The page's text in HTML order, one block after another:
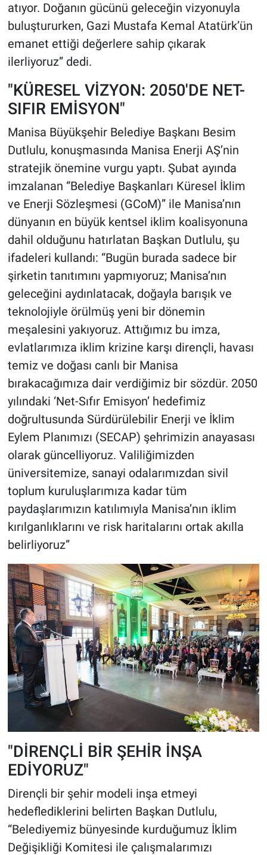
atıyor. Doğanın gücünü geleceğin vizyonuyla
buluştururken, Gazi Mustafa Kemal Atatürk’ün
emanet ettiği değerlere sahip çıkarak
ilerliyoruz” dedi.
"KÜRESEL VİZYON: 2050'DE NET-
SIFIR EMİSYON"
Manisa Büyükşehir Belediye Başkanı Besim
Dutlulu, konuşmasında Manisa Enerji AŞ’nin
stratejik önemine vurgu yaptı. Şubat ayında
imzalanan “Belediye Başkanları Küresel İklim
ve Enerji Sözleşmesi (GCoM)” ile Manisa’nın
dünyanın en büyük kentsel iklim koalisyonuna
dahil olduğunu hatırlatan Başkan Dutlulu, şu
ifadeleri kullandı: “Bugün burada sadece bir
şirketin tanıtımını yapmıyoruz; Manisa’nın
geleceğini aydınlatacak, doğayla barışık ve
teknolojiyle örülmüş yeni bir dönemin
meşalesini yakıyoruz. Attığımız bu imza,
evlatlarımıza iklim krizine karşı dirençli, havası
temiz ve doğası canlı bir Manisa
bırakacağımıza dair verdiğimiz bir sözdür. 2050
yılındaki ‘Net-Sıfır Emisyon’ hedefimiz
doğrultusunda Sürdürülebilir Enerji ve İklim
Eylem Planımızı (SECAP) şehrimizin anayasası
olarak güncelliyoruz. Valiliğimizden
üniversitemize, sanayi odalarımızdan sivil
toplum kuruluşlarımıza kadar tüm
paydaşlarımızın katılımıyla Manisa’nın iklim
kırılganlıklarını ve risk haritalarını ortak akılla
belirliyoruz”
"DİRENÇLİ BİR ŞEHİR İNŞA
EDİYORUZ"
Dirençli bir şehir modeli inşa etmeyi
hedeflediklerini belirten Başkan Dutlulu,
“Belediyemiz bünyesinde kurduğumuz İklim
Değişikliği Komitesi ile çalışmalarımızı